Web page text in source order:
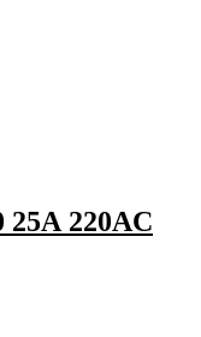
220AC